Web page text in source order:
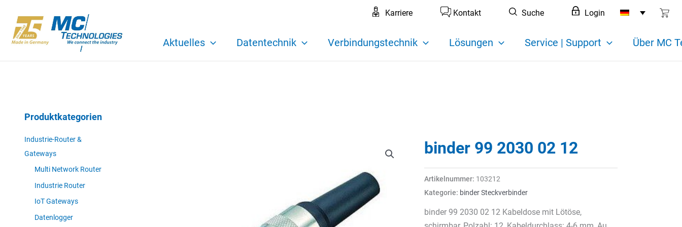
Inhalt
springen
Karriere Kontakt Suche Login
Aktuelles Datentechnik Verbindungstechnik Lösungen Service | Support Über MC
Produktkategorien
Industrie-Router &
Gateways
Multi Network Router
Industrie Router
IoT Gateways
Datenlogger
binder 99 2030 02 12
Artikelnummer: 103212
Kategorie: binder Steckverbinder
binder 99 2030 02 12 Kabeldose mit Lötöse,